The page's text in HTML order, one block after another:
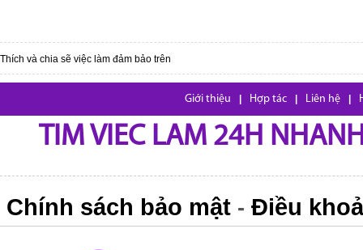
Thích và chia sẽ việc làm đảm bảo trên
Giới thiệu Hợp tác Liên hệ
TIM VIEC LAM 24H
Chính sách bảo mật - Điều